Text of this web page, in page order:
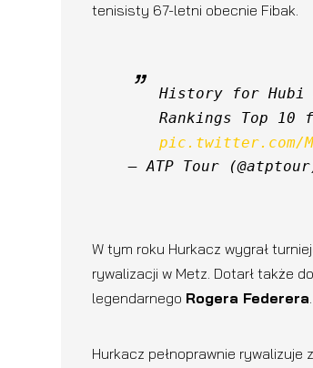
tenisisty 67-letni obecnie Fibak.
History for
pic.twitter.com/
— ATP Tour
W tym roku Hurkacz wygrał
rywalizacji w Metz. Dotarł także
legendarnego Rogera Federera
Hurkacz pełnoprawnie